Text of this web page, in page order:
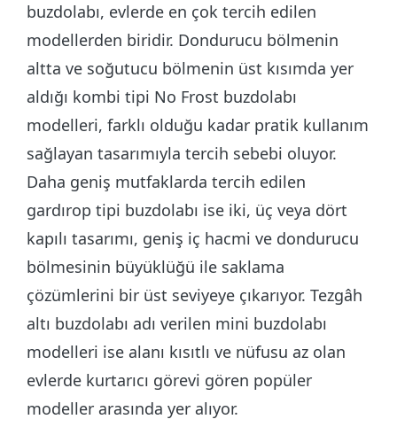
buzdolabı, evlerde en çok tercih edilen
modellerden biridir. Dondurucu bölmenin
altta ve soğutucu bölmenin üst kısımda yer
aldığı kombi tipi No Frost buzdolabı
modelleri, farklı olduğu kadar pratik kullanım
sağlayan tasarımıyla tercih sebebi oluyor.
Daha geniş mutfaklarda tercih edilen
gardırop tipi buzdolabı ise iki, üç veya dört
kapılı tasarımı, geniş iç hacmi ve dondurucu
bölmesinin büyüklüğü ile saklama
çözümlerini bir üst seviyeye çıkarıyor. Tezgâh
altı buzdolabı adı verilen mini buzdolabı
modelleri ise alanı kısıtlı ve nüfusu az olan
evlerde kurtarıcı görevi gören popüler
modeller arasında yer alıyor.